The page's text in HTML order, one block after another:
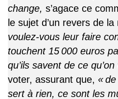
change, s’agace ce
le sujet d’un revers de la
voulez-vous leur faire
touchent 15 000 euros
qu’ils savent de ce qu’on
voter, assurant que, «
sert à rien, ce sont les